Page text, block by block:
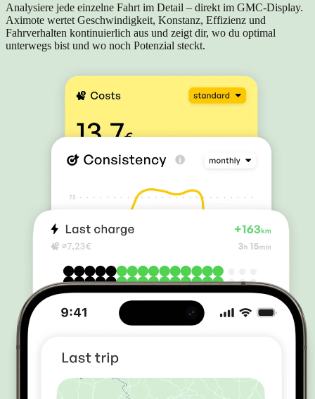
Analysiere jede einzelne Fahrt im Detail – direkt im GMC-Display.
Aximote wertet Geschwindigkeit, Konstanz, Effizienz und
Fahrverhalten kontinuierlich aus und zeigt dir, wo du optimal
unterwegs bist und wo noch Potenzial steckt.